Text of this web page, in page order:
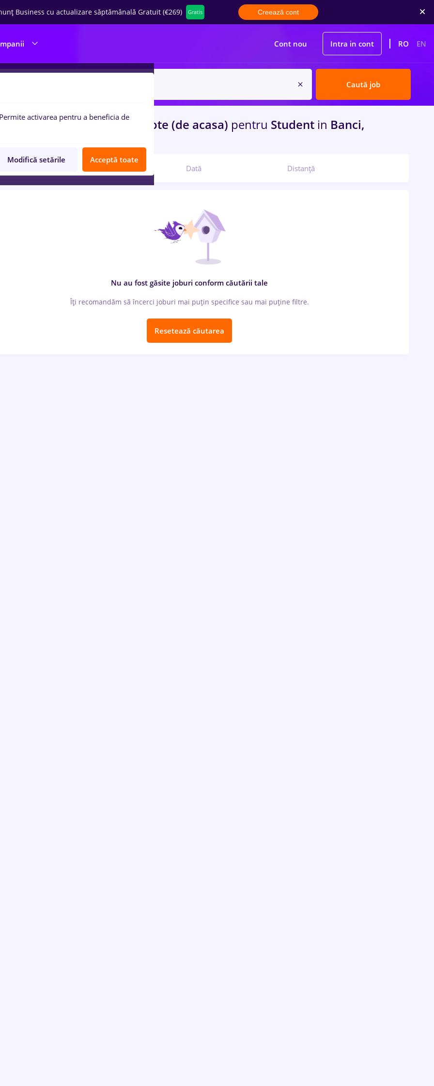
Business cu actualizare săptămânală Gratuit (€269) Gratis Creează cont
Cont nou Intra in cont RO EN
Caută job
de muncafinanteinRemote (de acasa) pentru Student in Banci,
Relevanță Dată Distanță
Nu au fost găsite joburi conform căutării tale
Îți recomandăm să încerci joburi mai puțin specifice sau mai puține filtre.
Resetează căutarea
Permite activarea pentru a beneficia de
Modifică setările Acceptă toate